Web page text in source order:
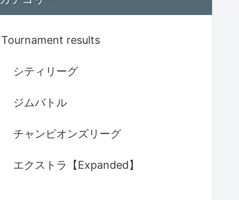
Tournament results
シティリーグ
ジムバトル
チャンピオンズリーグ
エクストラ【Expanded】